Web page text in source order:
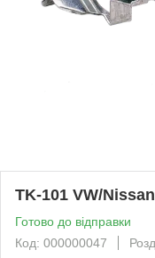
TK-101 VW/
Готово до відправки
Код: 000000047